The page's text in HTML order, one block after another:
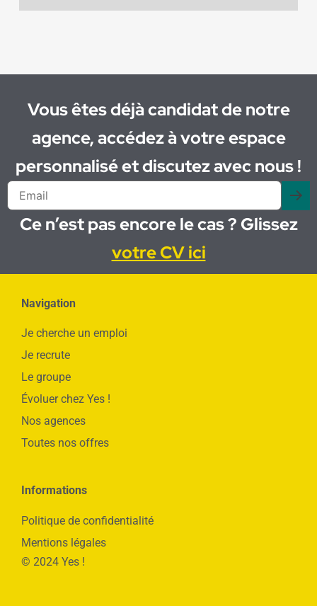
Vous êtes déjà candidat de notre
agence, accédez à votre espace
personnalisé et discutez avec nous !
Ce n’est pas encore le cas ? Glissez
votre CV ici
Navigation
Je cherche un emploi
Je recrute
Le groupe
Évoluer chez Yes !
Nos agences
Toutes nos offres
Informations
Politique de confidentialité
Mentions légales
© 2024 Yes !